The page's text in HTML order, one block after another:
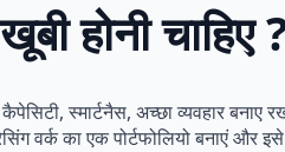
होनी चाहिए
स्मार्टनैस, अच्छा व्यवहार
वर्क का एक पोर्टफोलियो बनाएं